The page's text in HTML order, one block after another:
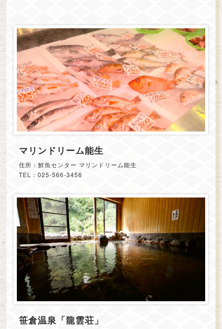
マリンドリーム能生
住所：鮮魚センター マリンドリーム能生
TEL：025-566-3456
笹倉温泉「龍雲荘」